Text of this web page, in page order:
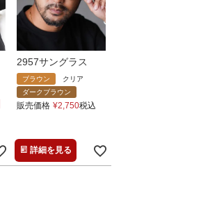
2957サングラス
ブラウン
クリア
ダークブラウン
販売価格 ¥2,750税込
詳細を見る